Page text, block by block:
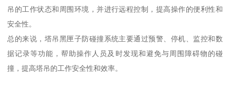
吊的工作状态和周围环境，并进行远程控制，提高操作的便利性和
安全性。
总的来说，塔吊黑匣子防碰撞系统主要通过预警、停机、监控和数
据记录等功能，帮助操作人员及时发现和避免与周围障碍物的碰
撞，提高塔吊的工作安全性和效率。